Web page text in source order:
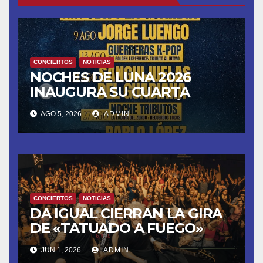
CONCIERTOS NOTICIAS
NOCHES DE LUNA 2026
INAUGURA SU CUARTA
TEMPORADA ESTE SÁBADO
8 CON OBK Y LA GUARDIA
AGO 5, 2026 ADMIN
CONCIERTOS NOTICIAS
DA IGUAL CIERRAN LA GIRA
DE «TATUADO A FUEGO»
CON UN LLENO EN LA SALA
DEL MOVISTAR ARENA DE
JUN 1, 2026 ADMIN